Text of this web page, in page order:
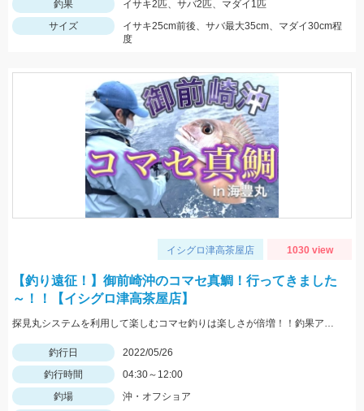
釣果
イサキ2匹、サバ2匹、マダイ1匹
サイズ
イサキ25cm前後、サバ最大35cm、マダイ30cm程
度
イシグロ津高茶屋店 1030 view
【釣り遠征！】御前崎沖のコマセ真鯛！行ってきました
～！！【イシグロ津高茶屋店】
探見丸システムを利用して楽しむコマセ釣りは楽しさが倍増！！釣果アップの秘訣も！！
釣行日
2022/05/26
釣行時間
04:30～12:00
釣場
沖・オフショア